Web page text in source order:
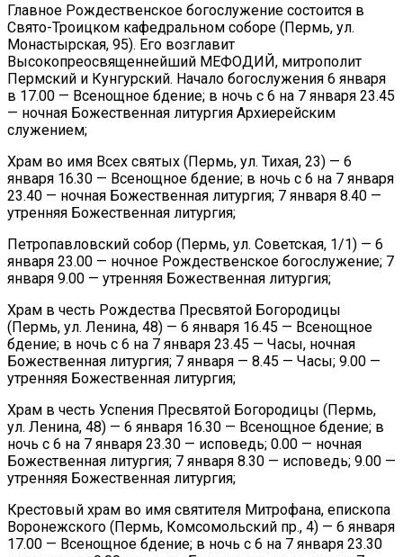
Главное Рождественское богослужение состоится в
Свято-Троицком кафедральном соборе (Пермь, ул.
Монастырская, 95). Его возглавит
Высокопреосвященнейший МЕФОДИЙ, митрополит
Пермский и Кунгурский. Начало богослужения 6 января
в 17.00 — Всенощное бдение; в ночь с 6 на 7 января 23.45
— ночная Божественная литургия Архиерейским
служением;
Храм во имя Всех святых (Пермь, ул. Тихая, 23) — 6
января 16.30 — Всенощное бдение; в ночь с 6 на 7 января
23.40 — ночная Божественная литургия; 7 января 8.40 —
утренняя Божественная литургия;
Петропавловский собор (Пермь, ул. Советская, 1/1) — 6
января 23.00 — ночное Рождественское богослужение; 7
января 9.00 — утренняя Божественная литургия;
Храм в честь Рождества Пресвятой Богородицы
(Пермь, ул. Ленина, 48) — 6 января 16.45 — Всенощное
бдение; в ночь с 6 на 7 января 23.45 — Часы, ночная
Божественная литургия; 7 января — 8.45 — Часы; 9.00 —
утренняя Божественная литургия;
Храм в честь Успения Пресвятой Богородицы (Пермь,
ул. Ленина, 48) — 6 января 16.30 — Всенощное бдение; в
ночь с 6 на 7 января 23.30 — исповедь; 0.00 — ночная
Божественная литургия; 7 января 8.30 — исповедь; 9.00 —
утренняя Божественная литургия;
Крестовый храм во имя святителя Митрофана, епископа
Воронежского (Пермь, Комсомольский пр., 4) — 6 января
17.00 — Всенощное бдение; в ночь с 6 на 7 января 23.30